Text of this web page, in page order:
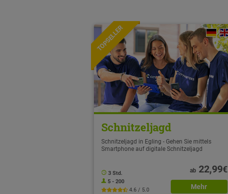
TOPSELLER
Schnitzeljagd
Schnitzeljagd in Egling - Gehen Sie mittels
Smartphone auf digitale Schnitzeljagd
3 Std.
5 - 200
4.6 / 5.0
ab22,99€
Mehr